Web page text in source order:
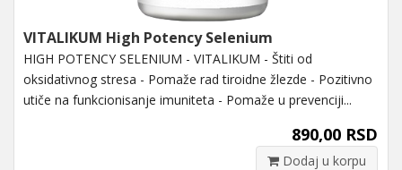
VITALIKUM High Potency Selenium
HIGH POTENCY SELENIUM - VITALIKUM - Štiti od
oksidativnog stresa - Pomaže rad tiroidne žlezde - Pozitivno
utiče na funkcionisanje imuniteta - Pomaže u prevenciji...
890,00 RSD
Dodaj u korpu